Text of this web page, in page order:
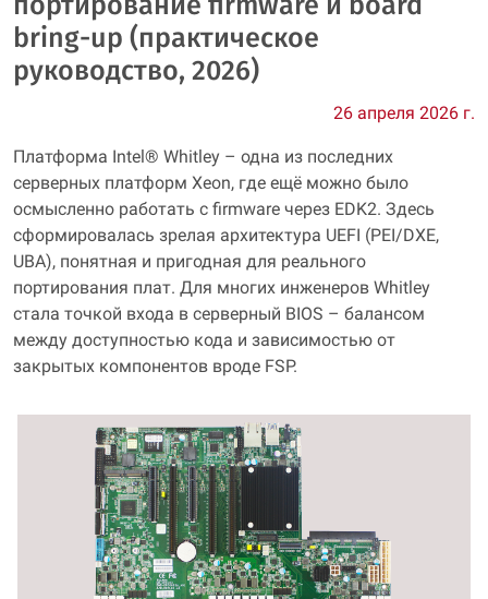
bring-up (практическое
руководство, 2026)
26 апреля 2026 г.
Платформа Intel® Whitley – одна из последних
серверных платформ Xeon, где ещё можно было
осмысленно работать с firmware через EDK2. Здесь
сформировалась зрелая архитектура UEFI (PEI/DXE,
UBA), понятная и пригодная для реального
портирования плат. Для многих инженеров Whitley
стала точкой входа в серверный BIOS – балансом
между доступностью кода и зависимостью от
закрытых компонентов вроде FSP.